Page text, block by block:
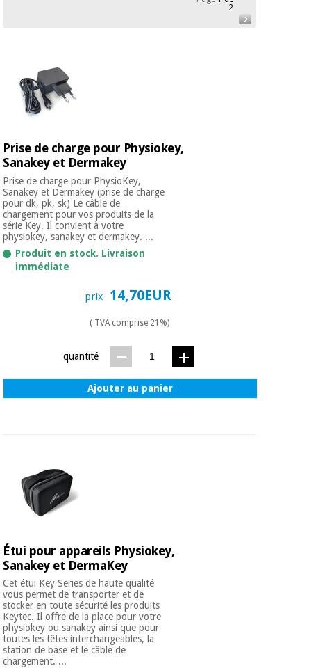
Outlet
Académie
Tech
Fisaude
chinoise
Mobilier
Armoires
thérapeutiques
Matériel de
protection
essentiel
pour les
coronavirus
et
Vétérinaire
Orthopédie
chirurgicaux
(déstockage)
Offres
Outlet
Académie
Tech
Fisaude
équipement
médical
traditionnelle
chinoise
Mobilier
clinique
Armoires
thérapeutiques
Sports
Armoires
sanitaires
Vétérinaire
2
Prise de charge pour Physiokey,
Sanakey et Dermakey
Prise de charge pour PhysioKey,
Sanakey et Dermakey (prise de charge
pour dk, pk, sk) Le câble de
chargement pour vos produits de la
série Key. Il convient à votre
physiokey, sanakey et dermakey. ...
Produit en stock. Livraison
immédiate
prix 14,70EUR
( TVA comprise 21%)
quantité
Ajouter au panier
Étui pour appareils Physiokey,
Sanakey et DermaKey
Cet étui Key Series de haute qualité
vous permet de transporter et de
stocker en toute sécurité les produits
Keytec. Il offre de la place pour votre
physiokey ou sanakey ainsi que pour
toutes les têtes interchangeables, la
station de base et le câble de
chargement. ...